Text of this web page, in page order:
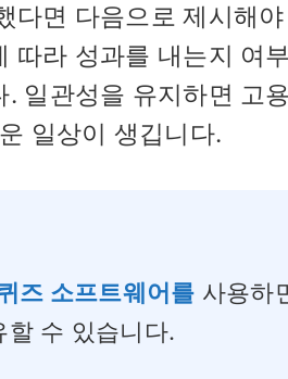
다면 다음으로 제시해
따라 성과를 내는지 여
일관성을 유지하면 고
일상이 생깁니다.
즈 소프트웨어를 사용하
할 수 있습니다.